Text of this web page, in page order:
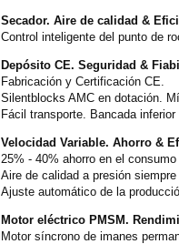
Secador. Aire de calidad &
Control inteligente del punto de
Depósito CE. Seguridad &
Fabricación y Certificación CE.
Silentblocks AMC en dotación.
Fácil transporte. Bancada inferior
Velocidad Variable. Ahorro &
25% - 40% ahorro en el consumo
Aire de calidad a presión siempre
Ajuste automático de la
Motor eléctrico PMSM.
Motor síncrono de imanes